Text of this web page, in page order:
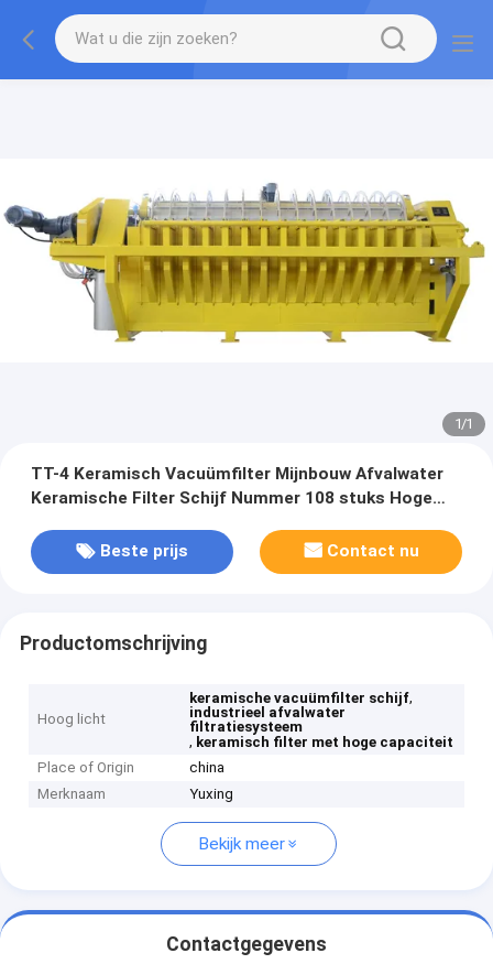
1/1
TT-4 Keramisch Vacuümfilter Mijnbouw Afvalwater
Keramische Filter Schijf Nummer 108 stuks Hoge
Beste prijs
Contact nu
Productomschrijving
Hoog licht
keramische vacuümfilter schijf,
industrieel afvalwater
filtratiesysteem
, keramisch filter met hoge capaciteit
Place of Origin
china
Merknaam
Yuxing
Bekijk meer
Contactgegevens